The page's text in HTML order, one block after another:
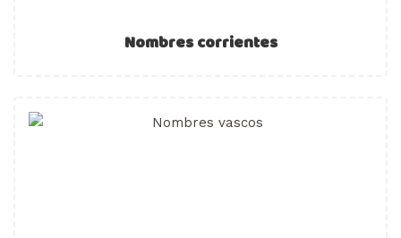
Nombres corrientes